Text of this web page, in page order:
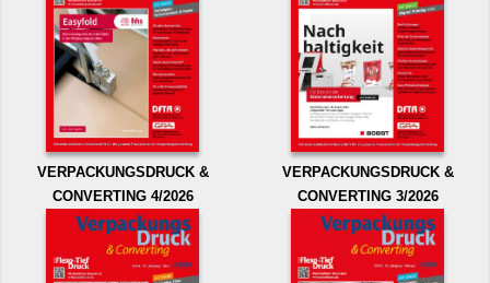
VERPACKUNGSDRUCK &
CONVERTING 4/2026
VERPACKUNGSDRUCK &
CONVERTING 3/2026